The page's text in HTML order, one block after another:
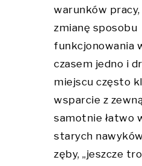
warunków
zmianę sposobu
funkcjonowania
czasem jedno i
miejscu często
wsparcie z
samotnie łatwo
starych
zęby, „jeszcze